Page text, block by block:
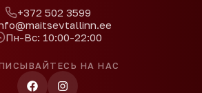
+372 502 3599
Пн-Вс: 10:00-22:00
НА НАС